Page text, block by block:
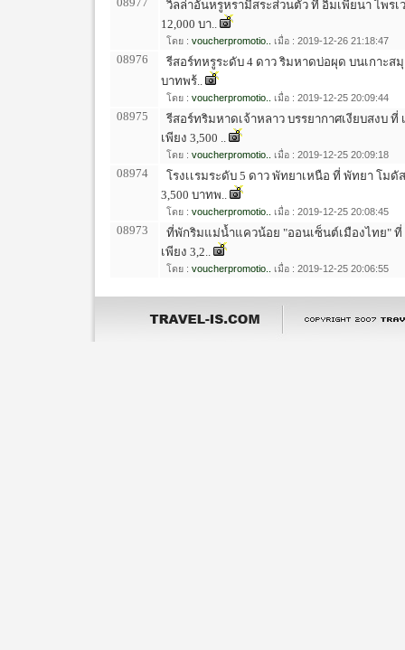
วิลล่าอันหรูหรามีสระส่วนตัว ที่ อิมเพียนา ไพรเ
12,000 บา..
โดย : voucherpromotio.. เมื่อ : 2019-12-26 21:18:47
08976
รีสอร์ทหรูระดับ 4 ดาว ริมหาดบ่อผุด บนเกาะส
บาทพร้..
โดย : voucherpromotio.. เมื่อ : 2019-12-25 20:09:44
08975
รีสอร์ทริมหาดเจ้าหลาว บรรยากาศเงียบสงบ ที่
เพียง 3,500 ..
โดย : voucherpromotio.. เมื่อ : 2019-12-25 20:09:18
08974
โรงเเรมระดับ 5 ดาว พัทยาเหนือ ที่ พัทยา โม
3,500 บาทพ..
โดย : voucherpromotio.. เมื่อ : 2019-12-25 20:08:45
08973
ที่พักริมแม่น้ำแควน้อย "ออนเซ็นต์เมืองไทย" ที่
เพียง 3,2..
โดย : voucherpromotio.. เมื่อ : 2019-12-25 20:06:55